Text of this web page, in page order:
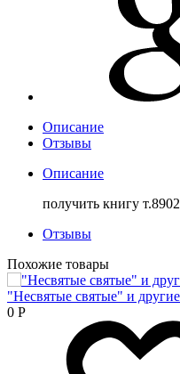
Описание
Отзывы
Описание
получить книгу
Отзывы
Похожие товары
"Несвятые святые" и
0 Р